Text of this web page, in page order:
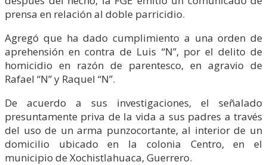
prensa en relación al doble parricidio.
Agregó que ha dado cumplimiento a una orden de
aprehensión en contra de Luis “N”, por el delito de
homicidio en razón de parentesco, en agravio de
Rafael “N” y Raquel “N”.
De acuerdo a sus investigaciones, el señalado
presuntamente priva de la vida a sus padres a través
del uso de un arma punzocortante, al interior de un
domicilio ubicado en la colonia Centro, en el
municipio de Xochistlahuaca, Guerrero.